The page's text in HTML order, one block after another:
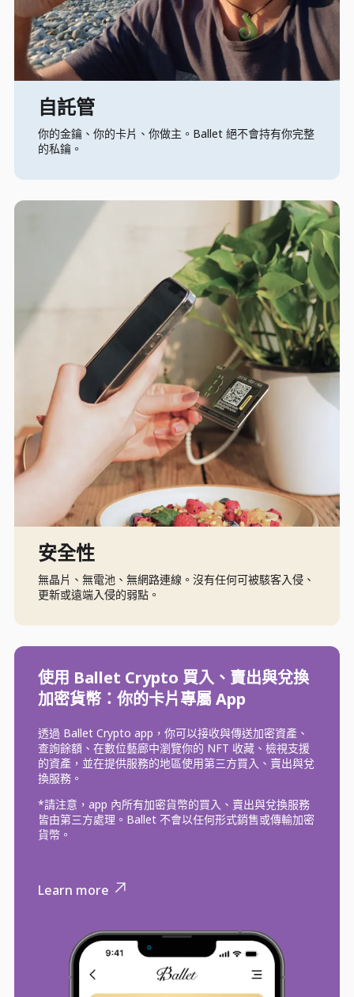
自託管
你的金鑰、你的卡片、你做主。Ballet 絕不會持有你完整
的私鑰。
安全性
無晶片、無電池、無網路連線。沒有任何可被駭客入侵、
更新或遠端入侵的弱點。
使用 Ballet Crypto 買入、賣出與兌換
加密貨幣：你的卡片專屬 App
透過 Ballet Crypto app，你可以接收與傳送加密資產、
查詢餘額、在數位藝廊中瀏覽你的 NFT 收藏、檢視支援
的資產，並在提供服務的地區使用第三方買入、賣出與兌
換服務。
*請注意，app 內所有加密貨幣的買入、賣出與兌換服務
皆由第三方處理。Ballet 不會以任何形式銷售或傳輸加密
貨幣。
Learn more